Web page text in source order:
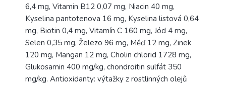
6,4 mg, Vitamin B12 0,07 mg, Niacin 40 mg,
Kyselina pantotenova 16 mg, Kyselina listová 0,64
mg, Biotin 0,4 mg, Vitamín C 160 mg, Jód 4 mg,
Selen 0,35 mg, Železo 96 mg, Měď 12 mg, Zinek
120 mg, Mangan 12 mg, Cholin chlorid 1728 mg,
Glukosamin 400 mg/kg, chondroitin sulfát 350
mg/kg. Antioxidanty: výtažky z rostlinných olejů